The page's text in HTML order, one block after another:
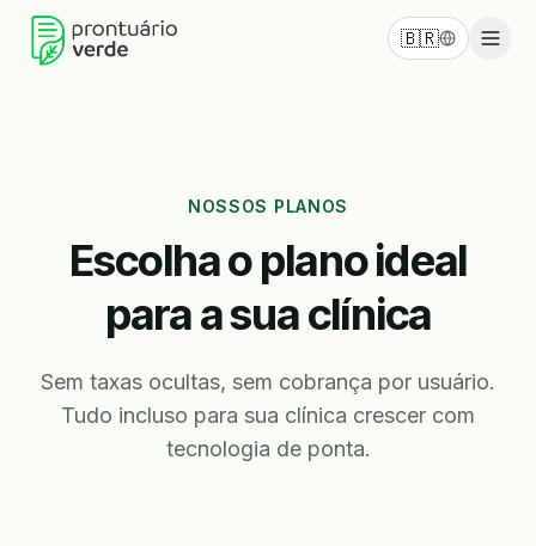
🇧🇷
NOSSOS PLANOS
Escolha o plano ideal
para a sua clínica
Sem taxas ocultas, sem cobrança por usuário.
Tudo incluso para sua clínica crescer com
tecnologia de ponta.